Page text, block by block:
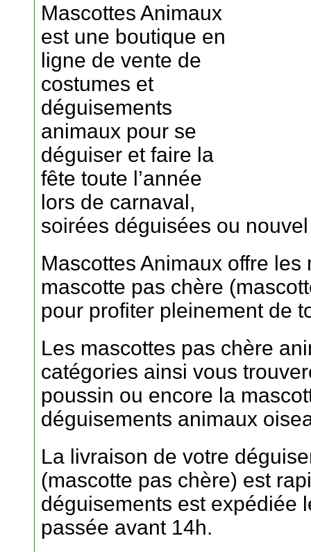
Mascottes Animaux
est une boutique en
ligne de vente de
costumes et
déguisements
animaux pour se
déguiser et faire la
fête toute l’année
lors de carnaval,
soirées déguisées ou
Mascottes Animaux offre
mascotte pas chère
pour profiter pleinement de
Les mascottes pas chère
catégories ainsi vous
poussin ou encore la
déguisements animaux
La livraison de votre
(mascotte pas chère) est
déguisements est expédiée
passée avant 14h.